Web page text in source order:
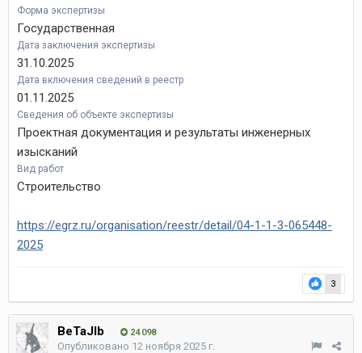
Форма экспертизы
Государственная
Дата заключения экспертизы
31.10.2025
Дата включения сведений в реестр
01.11.2025
Сведения об объекте экспертизы
Проектная документация и результаты инженерных
изысканий
Вид работ
Строительство
https://egrz.ru/organisation/reestr/detail/04-1-1-3-065448-
2025
3
BeTaJIb 24 098
Опубликовано 12 ноября 2025 г.